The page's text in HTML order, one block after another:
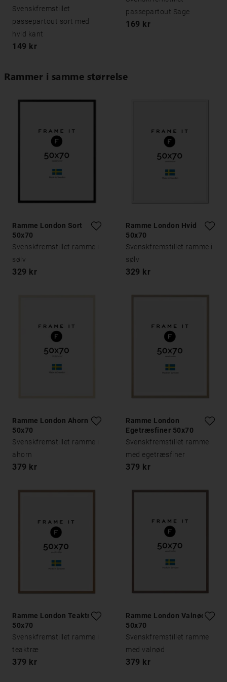
Svenskfremstillet
passepartout sort med
hvid kant
149 kr
passepartout Sage
169 kr
Rammer i samme størrelse
Ramme London Sort
50x70
Svenskfremstillet ramme i
sølv
329 kr
Ramme London Hvid
50x70
Svenskfremstillet ramme i
sølv
329 kr
Ramme London Ahorn
50x70
Svenskfremstillet ramme i
ahorn
379 kr
Ramme London
Egetræsfiner 50x70
Svenskfremstillet ramme
med egetræsfiner
379 kr
Ramme London Teaktræ
50x70
Svenskfremstillet ramme i
teaktræ
379 kr
Ramme London Valnød
50x70
Svenskfremstillet ramme
med valnød
379 kr